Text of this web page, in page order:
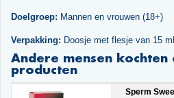
Doelgroep: Mannen en vrouwen (18+)
Verpakking: Doosje met flesje van 15
Andere mensen kochten
producten
Sperm